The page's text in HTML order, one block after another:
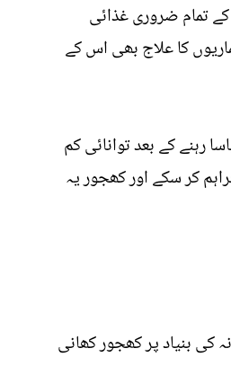
تمام ضروری غذائی
کا علاج بھی اس کے
رہنے کے بعد توانائی کم
کر سکے اور کھجور یہ
کی بنیاد پر کھجور کھانی